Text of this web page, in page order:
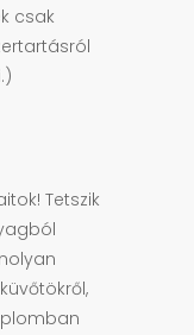
csak
Tetszik